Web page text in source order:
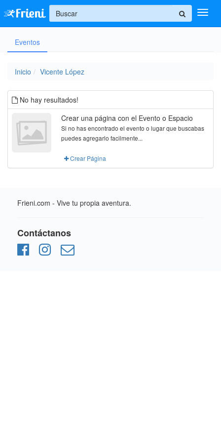
Ingresar
+
Eventos
Inicio Vicente López
No hay resultados!
Crear una página con el Evento o Espacio
Si no has encontrado el evento o lugar que buscabas
puedes agregarlo facilmente...
Crear Página
Frieni.com - Vive tu propia aventura.
Contáctanos